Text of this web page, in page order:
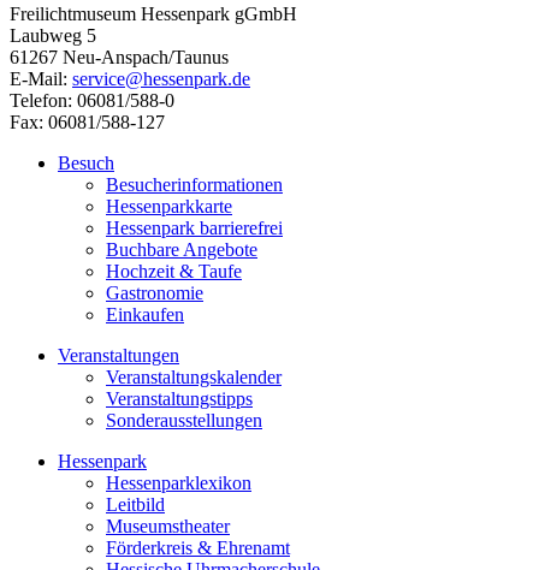
Freilichtmuseum Hessenpark gGmbH
Laubweg 5
61267 Neu-Anspach/Taunus
E-Mail: service@hessenpark.de
Telefon: 06081/588-0
Fax: 06081/588-127
Besuch
Besucherinformationen
Hessenparkkarte
Hessenpark barrierefrei
Buchbare Angebote
Hochzeit & Taufe
Gastronomie
Einkaufen
Veranstaltungen
Veranstaltungskalender
Veranstaltungstipps
Sonderausstellungen
Hessenpark
Hessenparklexikon
Leitbild
Museumstheater
Förderkreis & Ehrenamt